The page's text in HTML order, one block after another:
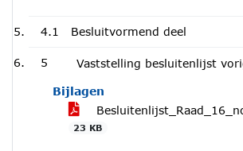
4.1 Besluitvormend deel
5 Vaststelling besluitenlijst
Bijlagen
23 KB